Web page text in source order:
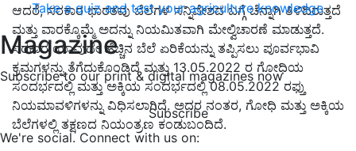
Take a quiz and test your agriculture knowledge
Magazine
Subscribe to our print & digital magazines now
Subscribe
We're social. Connect with us on:
ಆದರೆ, ಸರಕಾರ ಭಾರತವು ಬೆಲೆಗಳ ಸನ್ನಿವೇಶದ ಬಗ್ಗೆ ಚೆನ್ನಾಗಿ ತಿಳಿದಿರುತ್ತದೆ
ಮತ್ತು ವಾರಕ್ಕೊಮ್ಮೆ ಅದನ್ನು ನಿಯಮಿತವಾಗಿ ಮೇಲ್ವಿಚಾರಣೆ ಮಾಡುತ್ತದೆ.
ಸರಕಾರ ಯಾವುದೇ ಹೆಚ್ಚಿನ ಬೆಲೆ ಏರಿಕೆಯನ್ನು ತಪ್ಪಿಸಲು ಪೂರ್ವಭಾವಿ
ಕ್ರಮಗಳನ್ನು ತೆಗೆದುಕೊಂಡಿದೆ ಮತ್ತು 13.05.2022 ರ ಗೋಧಿಯ
ಸಂದರ್ಭದಲ್ಲಿ ಮತ್ತು ಅಕ್ಕಿಯ ಸಂದರ್ಭದಲ್ಲಿ 08.05.2022 ರಫ್ತು
ನಿಯಮಾವಳಿಗಳನ್ನು ವಿಧಿಸಲಾಗಿದೆ. ಅದರ ನಂತರ, ಗೋಧಿ ಮತ್ತು ಅಕ್ಕಿಯ
ಬೆಲೆಗಳಲ್ಲಿ ತಕ್ಷಣದ ನಿಯಂತ್ರಣ ಕಂಡುಬಂದಿದೆ.